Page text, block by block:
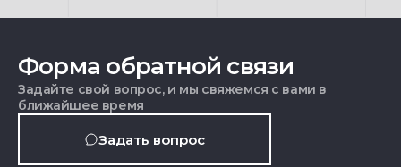
Форма обратной связи
Задайте свой вопрос, и мы свяжемся с вами в
ближайшее время
Задать вопрос